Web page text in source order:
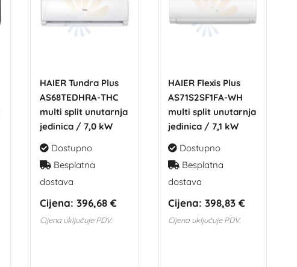
HAIER Tundra Plus
AS68TEDHRA-THC
multi split unutarnja
jedinica / 7,0 kW
Dostupno
Besplatna
dostava
Cijena: 396,68 €
Cijena uključuje PDV.
HAIER Flexis Plus
AS71S2SF1FA-WH
multi split unutarnja
jedinica / 7,1 kW
Dostupno
Besplatna
dostava
Cijena: 398,83 €
Cijena uključuje PDV.